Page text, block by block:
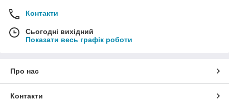
Контакти
Сьогодні вихідний
Показати весь графік роботи
Про нас
Контакти